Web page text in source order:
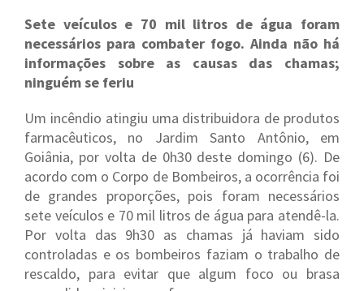
Sete veículos e 70 mil litros de água foram
necessários para combater fogo. Ainda não há
informações sobre as causas das chamas;
ninguém se feriu
Um incêndio atingiu uma distribuidora de produtos
farmacêuticos, no Jardim Santo Antônio, em
Goiânia, por volta de 0h30 deste domingo (6). De
acordo com o Corpo de Bombeiros, a ocorrência foi
de grandes proporções, pois foram necessários
sete veículos e 70 mil litros de água para atendê-la.
Por volta das 9h30 as chamas já haviam sido
controladas e os bombeiros faziam o trabalho de
rescaldo, para evitar que algum foco ou brasa